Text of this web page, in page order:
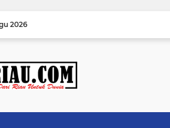
2026